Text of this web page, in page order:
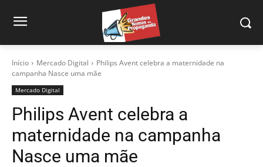
Início Mercado Digital
Philips Avent celebra a maternidade na
campanha Nasce uma mãe
Mercado Digital
Philips Avent celebra a
maternidade na campanha
Nasce uma mãe